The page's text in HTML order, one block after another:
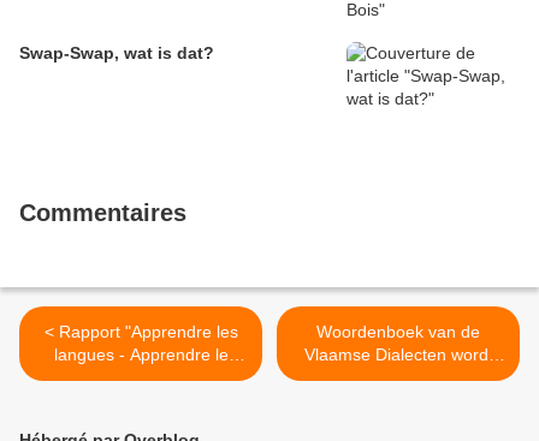
Swap-Swap, wat is dat?
Commentaires
< Rapport "Apprendre les
langues - Apprendre le
monde"
Woordenboek van de
Vlaamse Dialecten wordt
digitaal afgewerkt >